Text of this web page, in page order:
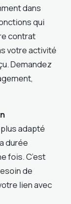
dans
qui
contrat
votre activité
Demandez
adapté
durée
fois. C’est
de
lien avec